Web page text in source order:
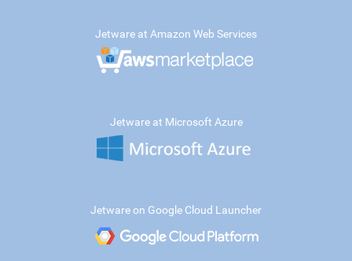
Jetware at Amazon Web Services
Jetware at Microsoft Azure
Jetware on Google Cloud Launcher